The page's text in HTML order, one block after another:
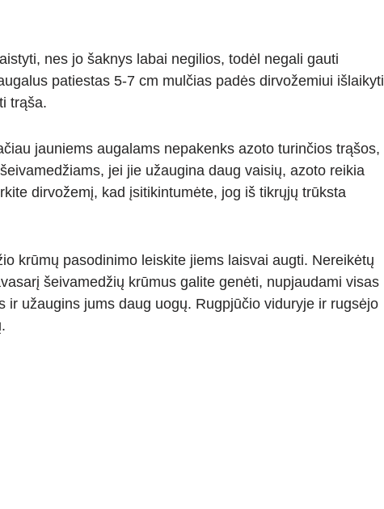
nes jo šaknys labai negilios, todėl negali gauti
patiestas 5-7 cm mulčias padės dirvožemiui išlaikyti
trąša.
jauniems augalams nepakenks azoto turinčios trąšos,
jei jie užaugina daug vaisių, azoto reikia
dirvožemį, kad įsitikintumėte, jog iš tikrųjų trūksta
krūmų pasodinimo leiskite jiems laisvai augti. Nereikėtų
šeivamedžių krūmus galite genėti, nupjaudami visas
ir užaugins jums daug uogų. Rugpjūčio viduryje ir rugsėjo